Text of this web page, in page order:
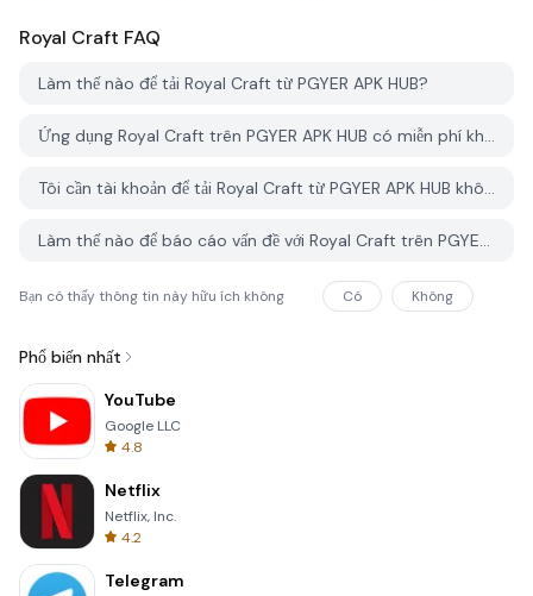
Royal Craft FAQ
Làm thế nào để tải Royal Craft từ PGYER APK HUB?
Ứng dụng Royal Craft trên PGYER APK HUB có miễn phí không?
Tôi cần tài khoản để tải Royal Craft từ PGYER APK HUB không?
Làm thế nào để báo cáo vấn đề với Royal Craft trên PGYER APK HUB?
Bạn có thấy thông tin này hữu ích không Có Không
Phổ biến nhất
YouTube
Google LLC
4.8
Netflix
Netflix, Inc.
4.2
Telegram